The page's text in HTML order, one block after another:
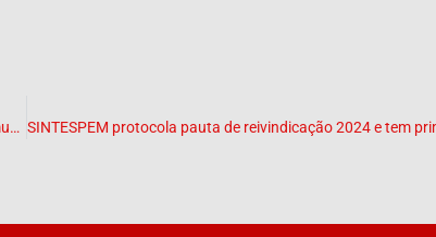
Santa Filomena: primeira reunião com o representante da gestão municipal